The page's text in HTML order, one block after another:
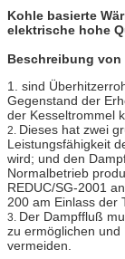
Kohle basierte
elektrische hohe
Beschreibung von
1. sind
Gegenstand der
der Kesseltrommel
2. Dieses hat zwei
Leistungsfähigkeit
wird; und den
Normalbetrieb
REDUC/SG-2001
200 am Einlass der
3. Der Dampffluß
zu ermöglichen
vermeiden.